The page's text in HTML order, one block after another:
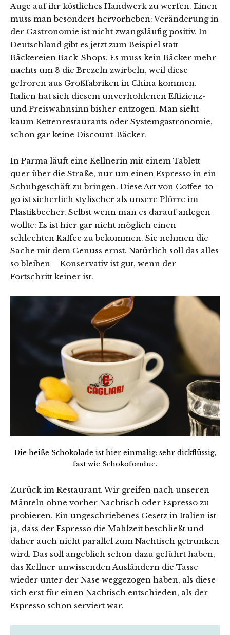
Auge auf ihr köstliches Handwerk zu werfen. Einen
muss man besonders hervorheben: Veränderung in
der Gastronomie ist nicht zwangsläufig positiv. In
Deutschland gibt es jetzt zum Beispiel statt
Bäckereien Back-Shops. Es muss kein Bäcker mehr
nachts um 3 die Brezeln zwirbeln, weil diese
gefroren aus Großfabriken in China kommen.
Italien hat sich diesem unverhohlenen Effizienz-
und Preiswahnsinn bisher entzogen. Man sieht
kaum Kettenrestaurants oder Systemgastronomie,
schon gar keine Discount-Bäcker.
In Parma läuft eine Kellnerin mit einem Tablett
quer über die Straße, nur um einen Espresso in ein
Schuhgeschäft zu bringen. Diese Art von Coffee-to-
go ist sicherlich stylischer als unsere Plörre im
Plastikbecher. Selbst wenn man es darauf anlegen
wollte: Es ist hier gar nicht möglich einen
schlechten Kaffee zu bekommen. Sie nehmen die
Sache mit dem Genuss ernst. Natürlich soll das alles
so bleiben – Konservativ ist gut, wenn der
Fortschritt keiner ist.
Die heiße Schokolade ist hier einmalig: sehr dickflüssig,
fast wie Schokofondue.
Zurück im Restaurant. Wir greifen nach unseren
Mänteln ohne vorher Nachtisch oder Espresso zu
probieren. Ein ungeschriebenes Gesetz in Italien ist
ja, dass der Espresso die Mahlzeit beschließt und
daher auch nicht parallel zum Nachtisch getrunken
wird. Das soll angeblich schon dazu geführt haben,
das Kellner unwissenden Ausländern die Tasse
wieder unter der Nase weggezogen haben, als diese
sich erst für einen Nachtisch entschieden, als der
Espresso schon serviert war.